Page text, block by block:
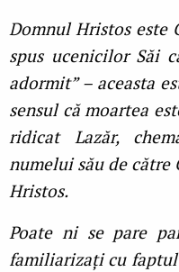
Domnul Hristos este
spus ucenicilor Săi
adormit” – aceasta
sensul că moartea
ridicat Lazăr,
numelui său de către
Hristos.
Poate ni se pare
familiarizați cu